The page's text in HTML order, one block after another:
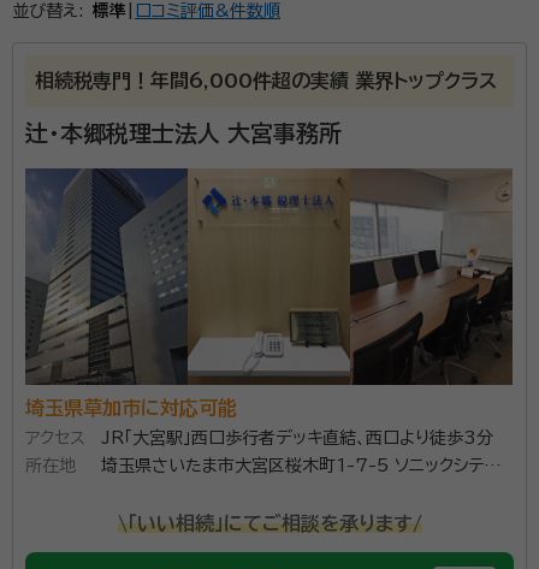
並び替え: 標準 口コミ評価&件数順
相続税専門！年間6,000件超の実績 業界トップクラス
辻・本郷税理士法人 大宮事務所
埼玉県草加市に対応可能
アクセス
JR「大宮駅」西口歩行者デッキ直結、西口より徒歩3分
所在地
埼玉県さいたま市大宮区桜木町1-7-5 ソニックシティ
\「いい相続」にてご相談を承ります/